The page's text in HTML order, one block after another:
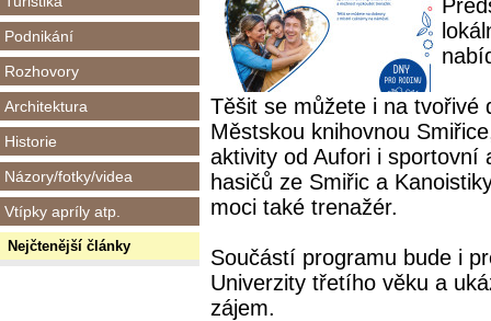
Podnikání
Rozhovory
Architektura
Historie
Názory/fotky/videa
Vtípky apríly atp.
Nejčtenější články
Těšit se můžete i na tvořivé
Městskou knihovnou
aktivity od Aufori i sportovní
hasičů ze Smiřic a
moci také trenažér.
Součástí programu bude i
Univerzity třetího věku a
zájem.